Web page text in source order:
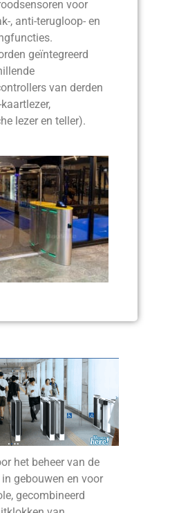
voor
, anti-terugloop- en
geïntegreerd
van derden
lezer en teller).
en
het beheer van de
gebouwen en voor
gecombineerd